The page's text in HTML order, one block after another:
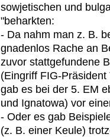
sowjetischen und
"beharkten:
- Da nahm man z. B.
gnadenlos Rache an
zuvor stattgefundene
(Eingriff FIG-
gab es bei der 5. EM
und Ignatowa) vor
- Oder es gab
(z. B. einer Keule)